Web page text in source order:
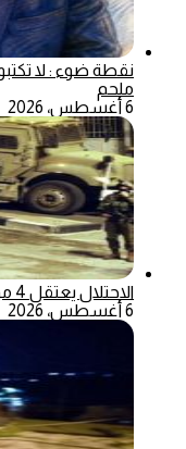
نقطة ضوء : لا
ملحم
6 أغسطس، 2026
الاحتلال يعتقل 4 مواطنين من محافظة نابلس
6 أغسطس، 2026